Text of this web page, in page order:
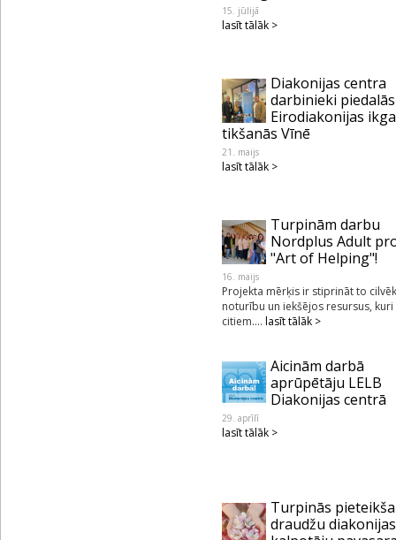
15. jūlijā
lasīt tālāk >
Diakonijas centra
darbinieki piedalās
Eirodiakonijas
tikšanās Vīnē
21. maijs
lasīt tālāk >
Turpinām darbu
Nordplus Adult
"Art of Helping"!
16. maijs
Projekta mērķis ir stiprināt to
noturību un iekšējos resursus,
citiem.... lasīt tālāk >
Aicinām darbā
aprūpētāju LELB
Diakonijas centrā
29. aprīlī
lasīt tālāk >
Turpinās
draudžu diakonijas